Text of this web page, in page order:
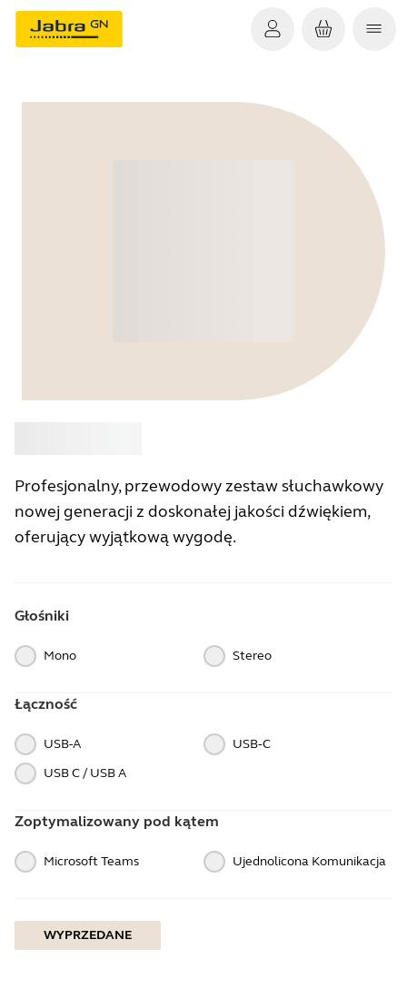
Profesjonalny, przewodowy zestaw słuchawkowy
nowej generacji z doskonałej jakości dźwiękiem,
oferujący wyjątkową wygodę.
Głośniki
Mono Stereo
Łączność
USB-A
USB‑C
USB C / USB A
Zoptymalizowany pod kątem
Microsoft Teams Ujednolicona Komunikacja
WYPRZEDANE